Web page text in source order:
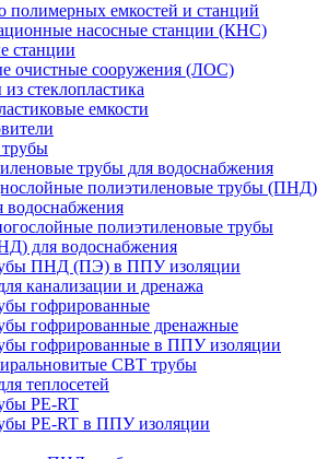
полимерных емкостей и станций
насосные станции (КНС)
станции
очистные сооружения (ЛОС)
стеклопластика
емкости
трубы для водоснабжения
полиэтиленовые трубы (ПНД)
водоснабжения
полиэтиленовые трубы
для водоснабжения
ПНД (ПЭ) в ППУ изоляции
канализации и дренажа
гофрированные
гофрированные дренажные
гофрированные в ППУ изоляции
СВТ трубы
теплосетей
PE-RT
PE-RT в ППУ изоляции